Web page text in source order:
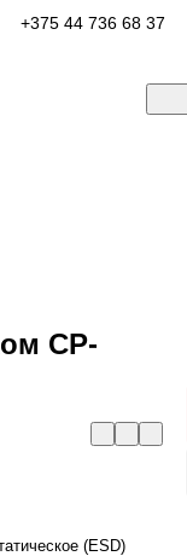
+375 44 736 68 37
СР-
(ESD)